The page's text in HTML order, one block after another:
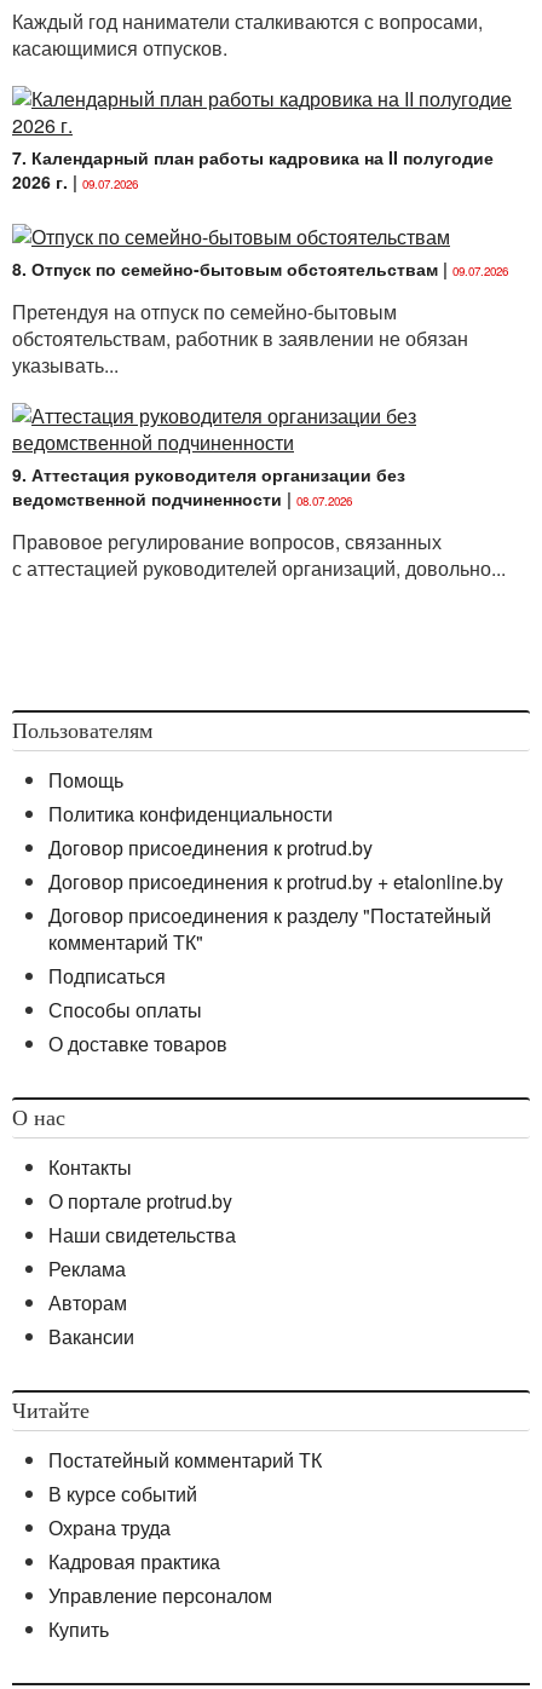
Каждый год наниматели сталкиваются с вопросами,
касающимися отпусков.
7. Календарный план работы кадровика на II полугодие
2026 г. | 09.07.2026
8. Отпуск по семейно-бытовым обстоятельствам | 09.07.2026
Претендуя на отпуск по семейно-бытовым
обстоятельствам, работник в заявлении не обязан
указывать...
9. Аттестация руководителя организации без
ведомственной подчиненности | 08.07.2026
Правовое регулирование вопросов, связанных
с аттестацией руководителей организаций, довольно...
Пользователям
Помощь
Политика конфиденциальности
Договор присоединения к protrud.by
Договор присоединения к protrud.by + etalonline.by
Договор присоединения к разделу "Постатейный
комментарий ТК"
Подписаться
Способы оплаты
О доставке товаров
О нас
Контакты
О портале protrud.by
Наши свидетельства
Реклама
Авторам
Вакансии
Читайте
Постатейный комментарий ТК
В курсе событий
Охрана труда
Кадровая практика
Управление персоналом
Купить